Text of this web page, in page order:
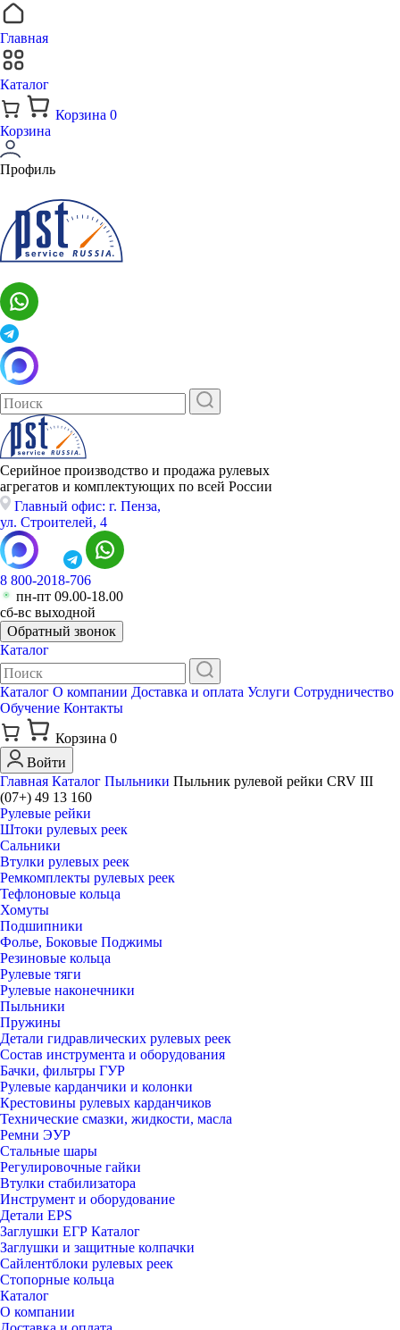
Главная
Каталог
Корзина 0
Корзина
Профиль
Серийное производство и продажа рулевых
агрегатов и комплектующих по всей России
Главный офис: г. Пенза,
ул. Строителей, 4
8 800-2018-706
пн-пт 09.00-18.00
сб-вс выходной
Обратный звонок
Каталог
Каталог О компании Доставка и оплата Услуги Сотрудничество
Обучение Контакты
Корзина 0
Войти
Главная Каталог Пыльники Пыльник рулевой рейки CRV III
(07+) 49 13 160
Рулевые рейки
Штоки рулевых реек
Сальники
Втулки рулевых реек
Ремкомплекты рулевых реек
Тефлоновые кольца
Хомуты
Подшипники
Фолье, Боковые Поджимы
Резиновые кольца
Рулевые тяги
Рулевые наконечники
Пыльники
Пружины
Детали гидравлических рулевых реек
Состав инструмента и оборудования
Бачки, фильтры ГУР
Рулевые карданчики и колонки
Крестовины рулевых карданчиков
Технические смазки, жидкости, масла
Ремни ЭУР
Стальные шары
Регулировочные гайки
Втулки стабилизатора
Инструмент и оборудование
Детали EPS
Заглушки ЕГР Каталог
Заглушки и защитные колпачки
Сайлентблоки рулевых реек
Стопорные кольца
Каталог
О компании